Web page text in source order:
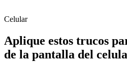
Celular
Aplique estos trucos
de la pantalla del